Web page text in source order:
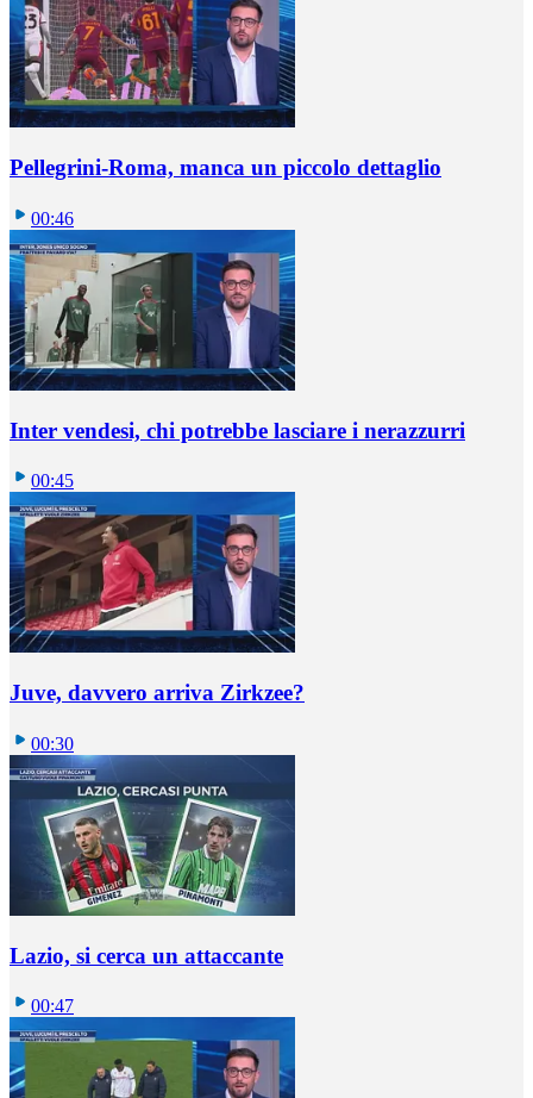
Pellegrini-Roma, manca un piccolo dettaglio
00:46
Inter vendesi, chi potrebbe lasciare i nerazzurri
00:45
Juve, davvero arriva Zirkzee?
00:30
Lazio, si cerca un attaccante
00:47